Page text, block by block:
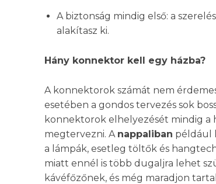
A biztonság mindig első: a
alakítasz ki.
Hány konnektor kell egy házba?
A konnektorok számát nem
esetében a gondos tervezés sok
konnektorok elhelyezését mindig a
megtervezni. A nappaliban például
a lámpák, esetleg töltők és
miatt ennél is több dugaljra lehet
kávéfőzőnek, és még maradjon